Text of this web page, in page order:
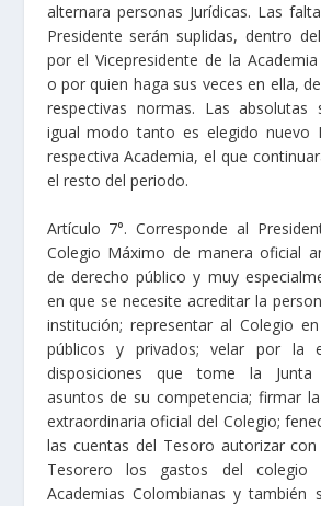
alternara personas Jurídicas. Las
Presidente serán suplidas, dentro
por el Vicepresidente de la
o por quien haga sus veces en ella,
respectivas normas. Las absolutas
igual modo tanto es elegido nuevo
respectiva Academia, el que
el resto del periodo.
Artículo 7°. Corresponde al
Colegio Máximo de manera oficial
de derecho público y muy
en que se necesite acreditar la
institución; representar al Colegio
públicos y privados; velar por la
disposiciones que tome la Junta
asuntos de su competencia; firmar
extraordinaria oficial del Colegio;
las cuentas del Tesoro autorizar
Tesorero los gastos del colegio
Academias Colombianas y también